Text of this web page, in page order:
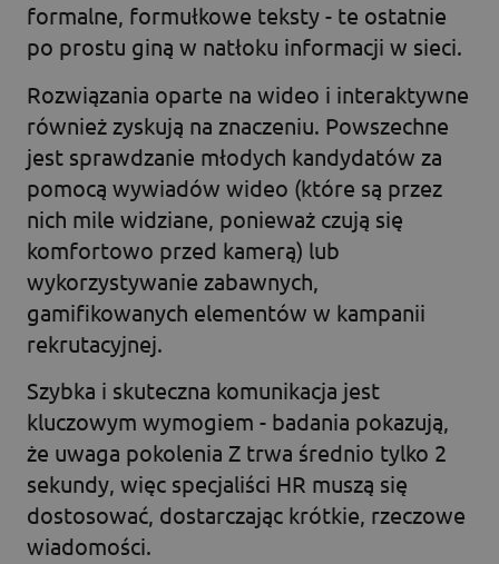
formalne, formułkowe teksty - te ostatnie
po prostu giną w natłoku informacji w sieci.
Rozwiązania oparte na wideo i interaktywne
również zyskują na znaczeniu. Powszechne
jest sprawdzanie młodych kandydatów za
pomocą wywiadów wideo (które są przez
nich mile widziane, ponieważ czują się
komfortowo przed kamerą) lub
wykorzystywanie zabawnych,
gamifikowanych elementów w kampanii
rekrutacyjnej.
Szybka i skuteczna komunikacja jest
kluczowym wymogiem - badania pokazują,
że uwaga pokolenia Z trwa średnio tylko 2
sekundy, więc specjaliści HR muszą się
dostosować, dostarczając krótkie, rzeczowe
wiadomości.